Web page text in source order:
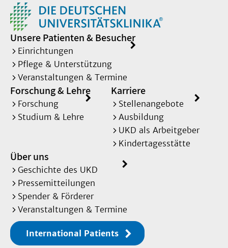
Unsere Patienten & Besucher
Einrichtungen
Pflege & Unterstützung
Veranstaltungen & Termine
Forschung & Lehre
Forschung
Studium & Lehre
Karriere
Stellenangebote
Ausbildung
UKD als Arbeitgeber
Kindertagesstätte
Über uns
Geschichte des UKD
Pressemitteilungen
Spender & Förderer
Veranstaltungen & Termine
International Patients